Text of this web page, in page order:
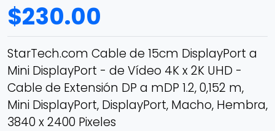
$230.00
StarTech.com Cable de 15cm DisplayPort a
Mini DisplayPort - de Vídeo 4K x 2K UHD -
Cable de Extensión DP a mDP 1.2, 0,152 m,
Mini DisplayPort, DisplayPort, Macho, Hembra,
3840 x 2400 Pixeles